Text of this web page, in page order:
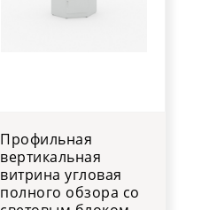
Профильная
вертикальная
витрина угловая
полного обзора со